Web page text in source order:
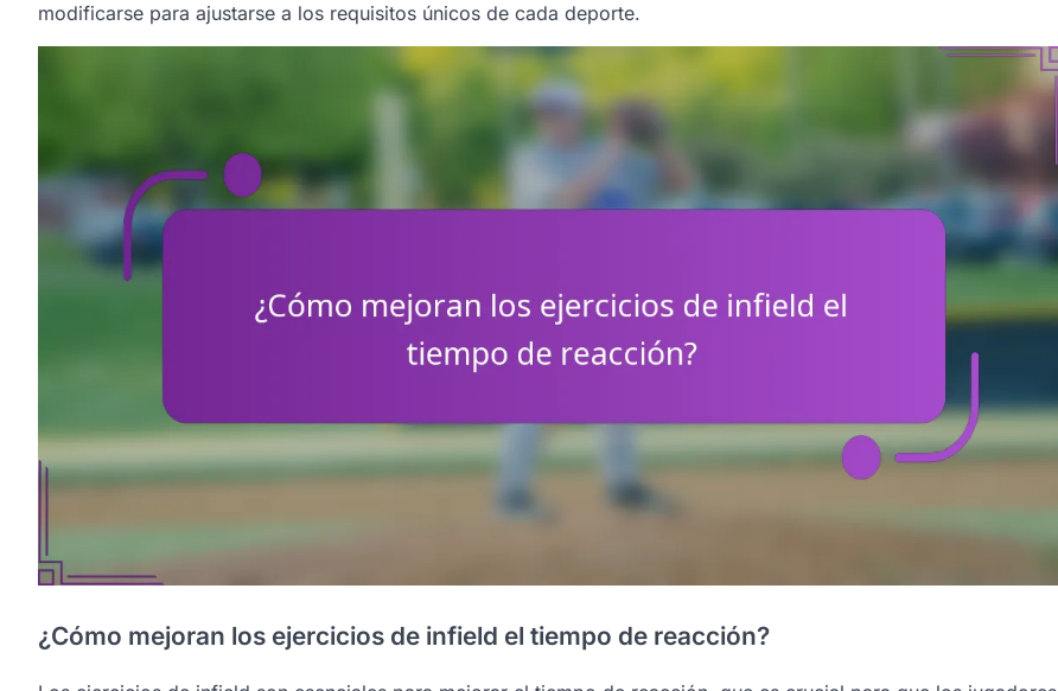
modificarse para ajustarse a los requisitos únicos de cada deporte.
¿Cómo mejoran los ejercicios de infield el tiempo de reacción?